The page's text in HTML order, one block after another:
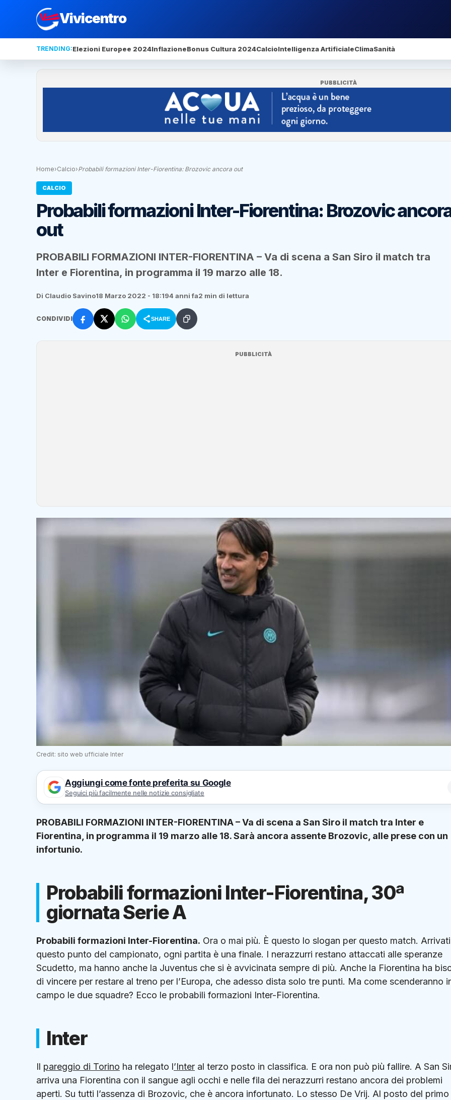
Vivicentro
TRENDING:Elezioni Europee 2024InflazioneBonus Cultura 2024CalcioIntelligenza ArtificialeClimaSanità
PUBBLICITÀ
Home›Calcio›Probabili formazioni Inter-Fiorentina: Brozovic ancora out
CALCIO
Probabili formazioni Inter-Fiorentina: Brozovic
out
PROBABILI FORMAZIONI INTER-FIORENTINA – Va di scena a San Siro il match tra
Inter e Fiorentina, in programma il 19 marzo alle 18.
Di Claudio Savino18 Marzo 2022 - 18:194 anni fa2 min di lettura
CONDIVIDI SHARE
PUBBLICITÀ
Credit: sito web ufficiale Inter
Aggiungi come fonte preferita su Google
Seguici più facilmente nelle notizie consigliate
PROBABILI FORMAZIONI INTER-FIORENTINA – Va di scena a San Siro il match tra Inter e
Fiorentina, in programma il 19 marzo alle 18. Sarà ancora assente Brozovic, alle prese con un
infortunio.
Probabili formazioni Inter-Fiorentina, 30ª
giornata Serie A
Probabili formazioni Inter-Fiorentina. Ora o mai più. È questo lo slogan per questo match.
questo punto del campionato, ogni partita è una finale. I nerazzurri restano attaccati alle speranze
Scudetto, ma hanno anche la Juventus che si è avvicinata sempre di più. Anche la Fiorentina ha
di vincere per restare al treno per l’Europa, che adesso dista solo tre punti. Ma come scenderanno
campo le due squadre? Ecco le probabili formazioni Inter-Fiorentina.
Inter
Il pareggio di Torino ha relegato l’Inter al terzo posto in classifica. E ora non può più fallire. A San
arriva una Fiorentina con il sangue agli occhi e nelle fila dei nerazzurri restano ancora dei problemi
aperti. Su tutti l’assenza di Brozovic, che è ancora infortunato. Lo stesso De Vrij. Al posto del primo